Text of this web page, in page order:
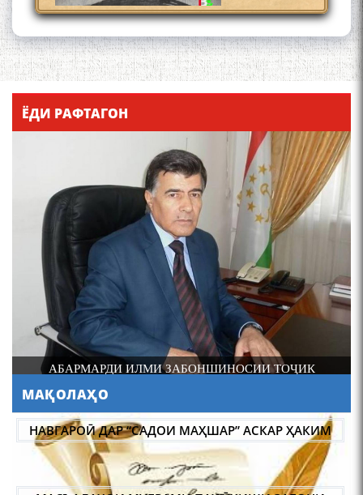
Қадамҷо - Лоҳутӣ
4-уми декабр- зодрӯзи
шоири абадзинда Абулқосим
Лоҳутӣ
АБУЛҚОСИМ ЛОҲУТӢ /
ABULQOSIM LOHUTY/
ЁДИ РАФТАГОН
АБАРМАРДИ ИЛМИ ЗАБОНШИНОСИИ ТОҶИК
МАҚОЛАҲО
НАВГАРОӢ ДАР “САДОИ МАҲШАР” АСКАР ҲАКИМ